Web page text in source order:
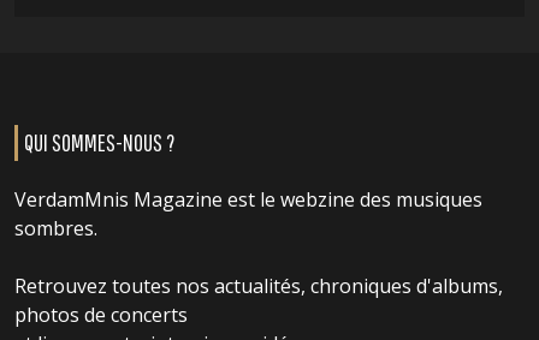
QUI SOMMES-NOUS ?
VerdamMnis Magazine est le webzine des musiques
sombres.
Retrouvez toutes nos actualités, chroniques d'albums,
photos de concerts